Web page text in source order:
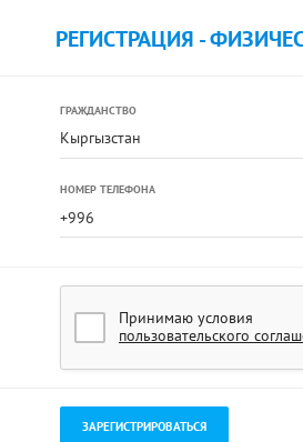
РЕГИСТРАЦИЯ -
ГРАЖДАНСТВО
Кыргызстан
НОМЕР ТЕЛЕФОНА
Принимаю условия
пользовательского